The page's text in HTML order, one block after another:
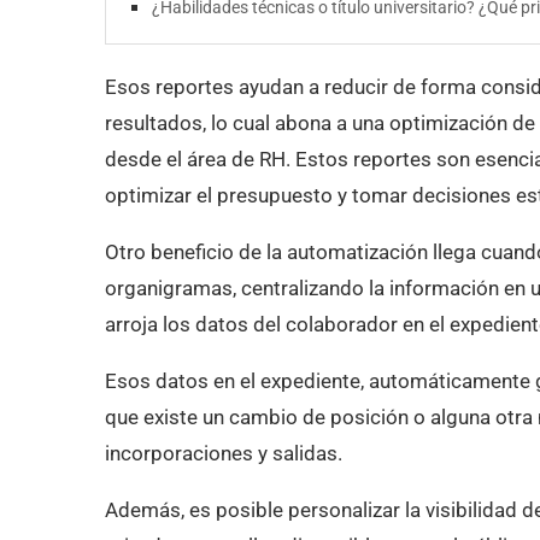
¿Habilidades técnicas o título universitario? ¿Qué
Esos reportes ayudan a reducir de forma
resultados, lo cual abona a una optimización
desde el área de RH. Estos reportes son
optimizar el presupuesto y tomar decisiones
Otro beneficio de la automatización llega
organigramas, centralizando la información en
arroja los datos del colaborador en el
Esos datos en el expediente,
que existe un cambio de posición o alguna
incorporaciones y salidas.
Además, es posible personalizar la visibilidad